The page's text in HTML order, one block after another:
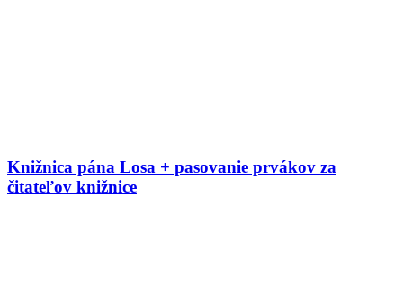
Knižnica pána Losa + pasovanie prvákov za
čitateľov knižnice